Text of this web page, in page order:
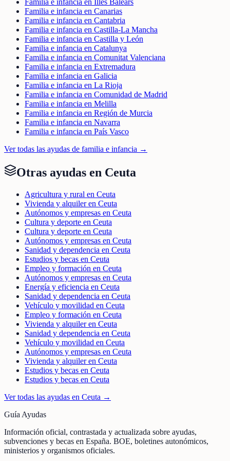
Familia e infancia en Illes Balears
Familia e infancia en Canarias
Familia e infancia en Cantabria
Familia e infancia en Castilla-La Mancha
Familia e infancia en Castilla y León
Familia e infancia en Catalunya
Familia e infancia en Comunitat Valenciana
Familia e infancia en Extremadura
Familia e infancia en Galicia
Familia e infancia en La Rioja
Familia e infancia en Comunidad de Madrid
Familia e infancia en Melilla
Familia e infancia en Región de Murcia
Familia e infancia en Navarra
Familia e infancia en País Vasco
Ver todas las ayudas de familia e infancia →
Otras ayudas en Ceuta
Agricultura y rural en Ceuta
Vivienda y alquiler en Ceuta
Autónomos y empresas en Ceuta
Cultura y deporte en Ceuta
Cultura y deporte en Ceuta
Autónomos y empresas en Ceuta
Sanidad y dependencia en Ceuta
Estudios y becas en Ceuta
Empleo y formación en Ceuta
Autónomos y empresas en Ceuta
Energía y eficiencia en Ceuta
Sanidad y dependencia en Ceuta
Vehículo y movilidad en Ceuta
Empleo y formación en Ceuta
Vivienda y alquiler en Ceuta
Sanidad y dependencia en Ceuta
Vehículo y movilidad en Ceuta
Autónomos y empresas en Ceuta
Vivienda y alquiler en Ceuta
Estudios y becas en Ceuta
Estudios y becas en Ceuta
Ver todas las ayudas en Ceuta →
Guía Ayudas
Información oficial, contrastada y actualizada sobre ayudas,
subvenciones y becas en España. BOE, boletines autonómicos,
ministerios y organismos oficiales.